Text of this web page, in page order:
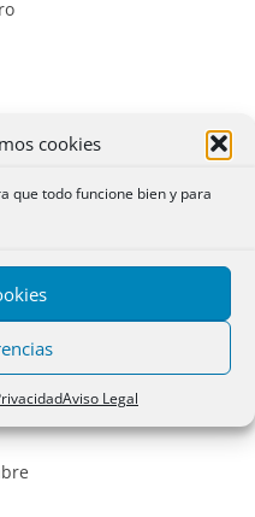
cookies
que todo funcione bien y para
Aviso Legal
García-Siso